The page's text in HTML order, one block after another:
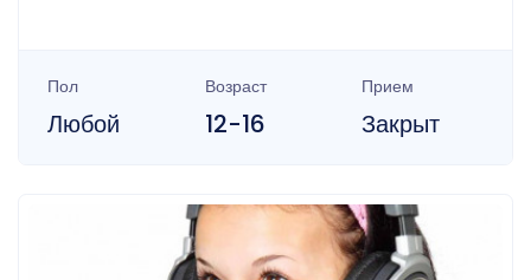
Пол
Любой
Возраст
12-16
Прием
Закрыт